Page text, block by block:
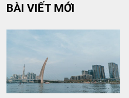
BÀI VIẾT MỚI